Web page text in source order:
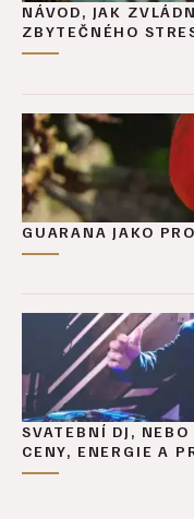
NÁVOD, JAK
ZBYTEČNÉHO
GUARANA JAKO
SVATEBNÍ DJ,
CENY, ENERGIE A